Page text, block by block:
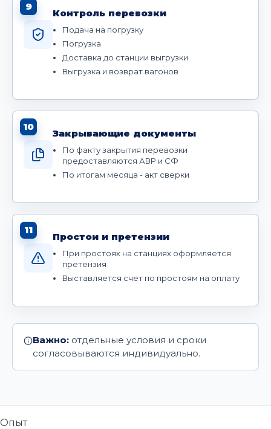
9
Контроль перевозки
Подача на погрузку
Погрузка
Доставка до станции выгрузки
Выгрузка и возврат вагонов
10
Закрывающие документы
По факту закрытия перевозки
предоставляются АВР и СФ
По итогам месяца - акт сверки
11
Простои и претензии
При простоях на станциях оформляется
претензия
Выставляется счет по простоям на оплату
Важно: отдельные условия и сроки
согласовываются индивидуально.
Опыт